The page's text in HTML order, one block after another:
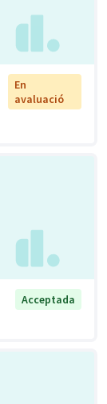
En
avaluació
Acceptada